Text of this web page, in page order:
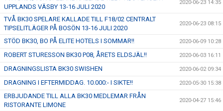
UPPLANDS VÄSBY 13-16 JULI 2020
2020-06-23 14:35
TVÅ BK30 SPELARE KALLADE TILL F18/02 CENTRALT
TIPSELITLÄGER PÅ BOSÖN 13-16 JULI 2020
2020-06-23 08:15
STÖD BK30, BO PÅ ELITE HOTELS I SOMMAR!! 2020-06-09 10:28
ROBERT STURESSON BK30 P08, ÅRETS ELDSJÄL!! 2020-06-03 16:11
DRAGNINGSLISTA BK30 SWISHEN 2020-06-02 09:34
DRAGNING I EFTERMIDDAG. 10.000:- I SIKTE!! 2020-05-30 15:38
ERBJUDANDE TILL ALLA BK30 MEDLEMAR FRÅN
RISTORANTE LIMONE
2020-04-27 15:46